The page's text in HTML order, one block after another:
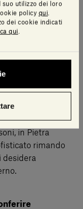
suo utilizzo dei loro
policy qui
dei cookie indicati
qui
nel
contrasti
ciascun tipo di
diStone
in Pietra
rimando
desidera